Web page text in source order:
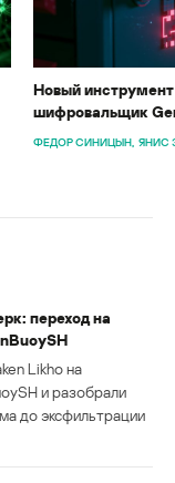
Новый
шифровальщик
ФЕДОР СИНИЦЫН ЯНИС
переход на
Likho на
и разобрали
до эксфильтрации